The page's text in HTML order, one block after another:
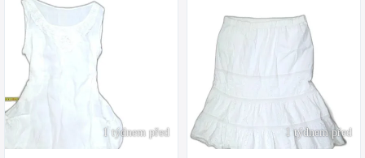
1 týdnem před 1 týdnem před